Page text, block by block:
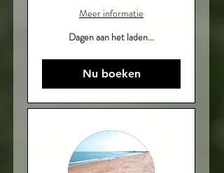
Meer informatie
Dagen aan het laden...
Nu boeken